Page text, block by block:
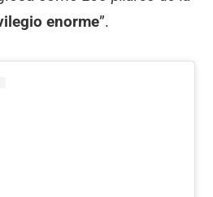
enorme”.